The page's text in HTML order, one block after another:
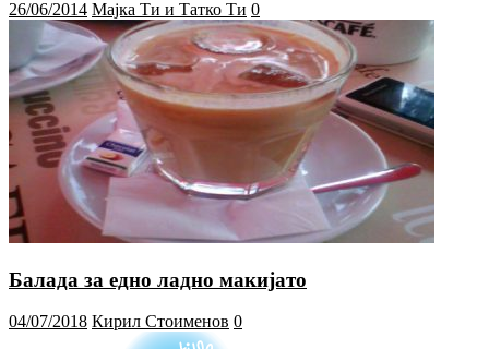
26/06/2014 Мајка Ти и Татко Ти 0
Балада за едно ладно макијато
04/07/2018 Кирил Стоименов 0